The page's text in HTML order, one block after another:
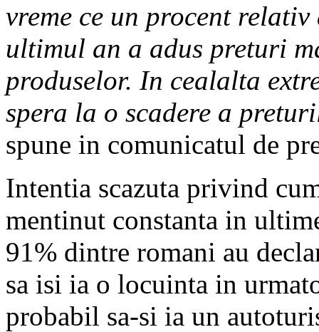
vreme ce un procent
ultimul an a adus preturi
produselor. In cealalta
spera la o scadere a
spune in comunicatul de
Intentia scazuta privind
mentinut constanta in
91% dintre romani au
sa isi ia o locuinta in
probabil sa-si ia un